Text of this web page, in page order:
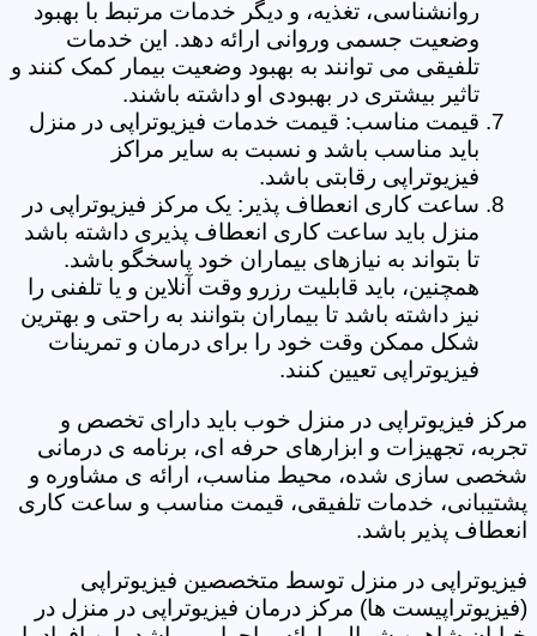
روانشناسی، تغذیه، و دیگر خدمات مرتبط با بهبود
وضعیت جسمی وروانی ارائه دهد. این خدمات
تلفیقی می توانند به بهبود وضعیت بیمار کمک کنند و
تاثیر بیشتری در بهبودی او داشته باشند.
قیمت مناسب: قیمت خدمات فیزیوتراپی در منزل
باید مناسب باشد و نسبت به سایر مراکز
فیزیوتراپی رقابتی باشد.
ساعت کاری انعطاف پذیر: یک مرکز فیزیوتراپی در
منزل باید ساعت کاری انعطاف پذیری داشته باشد
تا بتواند به نیازهای بیماران خود پاسخگو باشد.
همچنین، باید قابلیت رزرو وقت آنلاین و یا تلفنی را
نیز داشته باشد تا بیماران بتوانند به راحتی و بهترین
شکل ممکن وقت خود را برای درمان و تمرینات
فیزیوتراپی تعیین کنند.
مرکز فیزیوتراپی در منزل خوب باید دارای تخصص و
تجربه، تجهیزات و ابزارهای حرفه ای، برنامه ی درمانی
شخصی سازی شده، محیط مناسب، ارائه ی مشاوره و
پشتیبانی، خدمات تلفیقی، قیمت مناسب و ساعت کاری
انعطاف پذیر باشد.
فیزیوتراپی در منزل توسط متخصصین فیزیوتراپی
(فیزیوتراپیست ها) مرکز درمان فیزیوتراپی در منزل در